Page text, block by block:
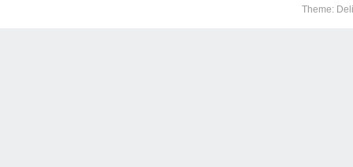
Theme: